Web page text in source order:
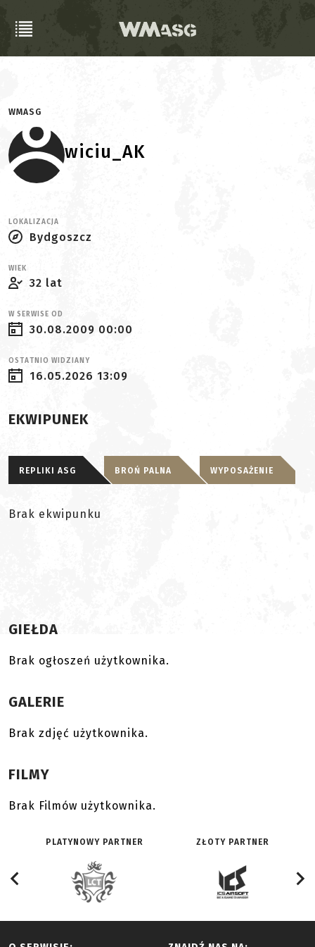
WMASG
wiciu_AK
LOKALIZACJA
Bydgoszcz
WIEK
32 lat
W SERWISE OD
30.08.2009 00:00
OSTATNIO WIDZIANY
16.05.2026 13:09
EKWIPUNEK
REPLIKI ASG BROŃ PALNA WYPOSAŻENIE
Brak ekwipunku
GIEŁDA
Brak ogłoszeń użytkownika.
GALERIE
Brak zdjęć użytkownika.
FILMY
Brak Filmów użytkownika.
PLATYNOWY PARTNER ZŁOTY PARTNER